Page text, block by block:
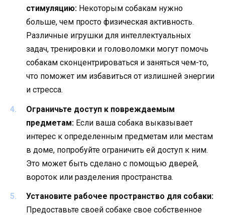
стимуляцию: Некоторым собакам нужно
больше, чем просто физическая активность.
Различные игрушки для интеллектуальных
задач, тренировки и головоломки могут помочь
собакам сконцентрироваться и заняться чем-то,
что поможет им избавиться от излишней энергии
и стресса.
Ограничьте доступ к повреждаемым
предметам: Если ваша собака выказывает
интерес к определенным предметам или местам
в доме, попробуйте ограничить ей доступ к ним.
Это может быть сделано с помощью дверей,
вороток или разделения пространства.
Установите рабочее пространство для собаки:
Предоставьте своей собаке свое собственное